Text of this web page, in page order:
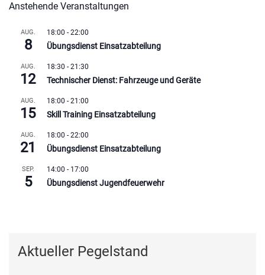
Anstehende Veranstaltungen
AUG.
8
18:00 - 22:00
Übungsdienst Einsatzabteilung
AUG.
12
18:30 - 21:30
Technischer Dienst: Fahrzeuge und Geräte
AUG.
15
18:00 - 21:00
Skill Training Einsatzabteilung
AUG.
21
18:00 - 22:00
Übungsdienst Einsatzabteilung
SEP.
5
14:00 - 17:00
Übungsdienst Jugendfeuerwehr
Aktueller Pegelstand